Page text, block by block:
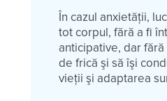
În cazul anxietăţii,
tot corpul, fără a fi
anticipative, dar
de frică şi să îşi
vieţii şi adaptarea